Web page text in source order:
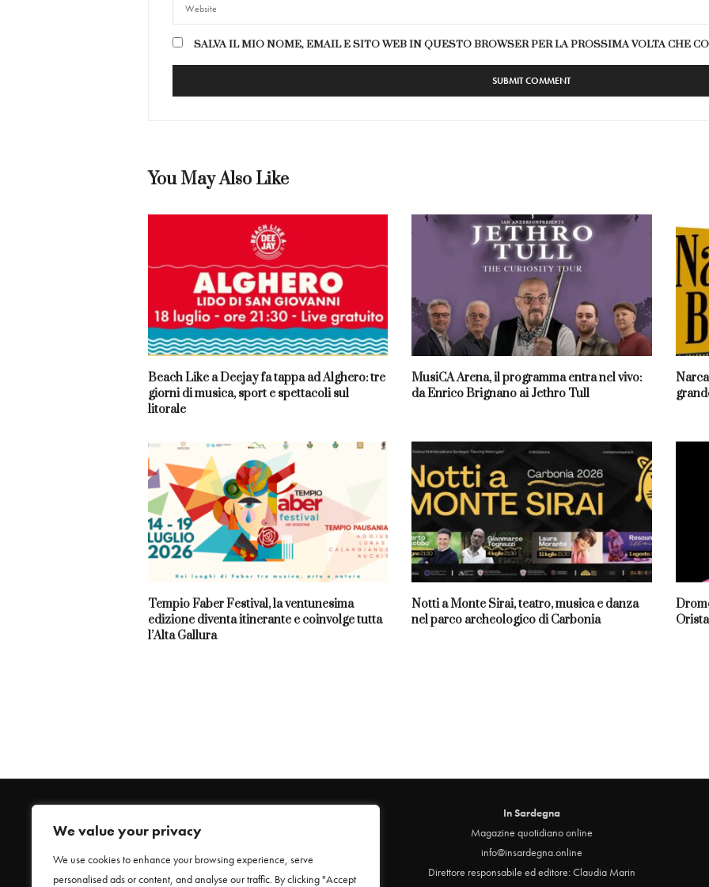
We value your privacy
We use cookies to enhance your browsing experience, serve
personalised ads or content, and analyse our traffic. By clicking "Accept
SALVA IL MIO NOME, EMAIL E SITO WEB IN QUESTO BROWSER PER LA PROSSIMA VOLTA CHE
You May Also Like
Beach Like a Deejay fa tappa ad Alghero: tre
giorni di musica, sport e spettacoli sul
litorale
MusiCA Arena, il programma entra nel vivo:
da Enrico Brignano ai Jethro Tull
Tempio Faber Festival, la ventunesima
edizione diventa itinerante e coinvolge tutta
l’Alta Gallura
Notti a Monte Sirai, teatro, musica e danza
nel parco archeologico di Carbonia
In Sardegna
Magazine quotidiano online
info@insardegna.online
Direttore responsabile ed editore: Claudia Marin